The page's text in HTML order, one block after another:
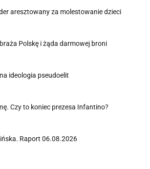
aresztowany za molestowanie dzieci
Polskę i żąda darmowej broni
ideologia pseudoelit
Czy to koniec prezesa Infantino?
Raport 06.08.2026